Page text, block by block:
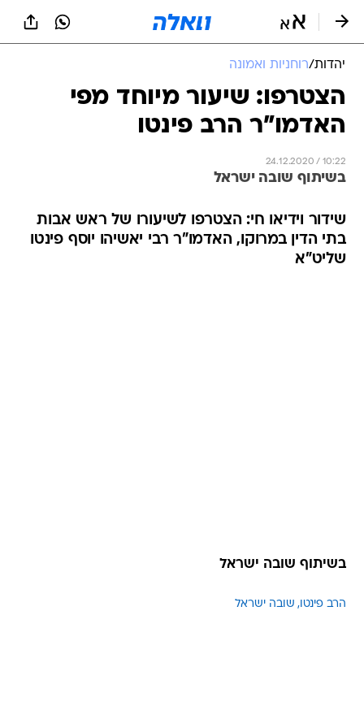
יהדות/רוחניות ואמונה
הצטרפו: שיעור מיוחד מפי
האדמו"ר הרב פינטו
24.12.2020 / 10:22
בשיתוף שובה ישראל
שידור וידיאו חי: הצטרפו לשיעורו של ראש אבות
בתי הדין במרוקו, האדמו"ר רבי יאשיהו יוסף פינטו
שליט"א
בשיתוף שובה ישראל
הרב פינטו שובה ישראל